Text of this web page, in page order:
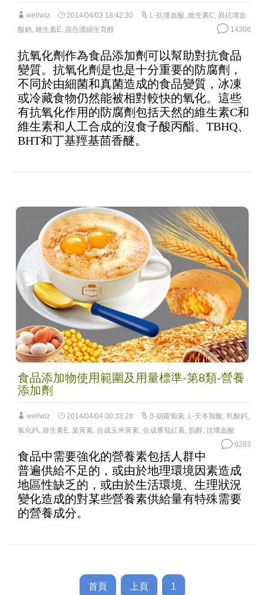
wellwiz 2014/04/03 18:42:30 L-抗壞血酸, 維生素C, 異抗壞血
酸鈉, 維生素E, 混合濃縮生育醇 14306
抗氧化劑作為食品添加劑可以幫助對抗食品
變質。抗氧化劑是也是十分重要的防腐劑，
不同於由細菌和真菌造成的食品變質，冰凍
或冷藏食物仍然能被相對較快的氧化。這些
有抗氧化作用的防腐劑包括天然的維生素C和
維生素和人工合成的沒食子酸丙酯、TBHQ、
BHT和丁基羥基茴香醚。
食品添加物使用範圍及用量標準-第8類-營養
添加劑
wellwiz 2014/04/04 00:33:28 β-胡蘿蔔素, L-天冬胺酸, 乳酸鈣,
氯化鈣, 維生素E, 葉黃素, 合成玉米黃素, 合成番茄紅素, 肌醇, 抗壞血酸
6293
食品中需要強化的營養素包括人群中
普遍供給不足的，或由於地理環境因素造成
地區性缺乏的，或由於生活環境、生理狀況
變化造成的對某些營養素供給量有特殊需要
的營養成分。
首頁 上頁 1